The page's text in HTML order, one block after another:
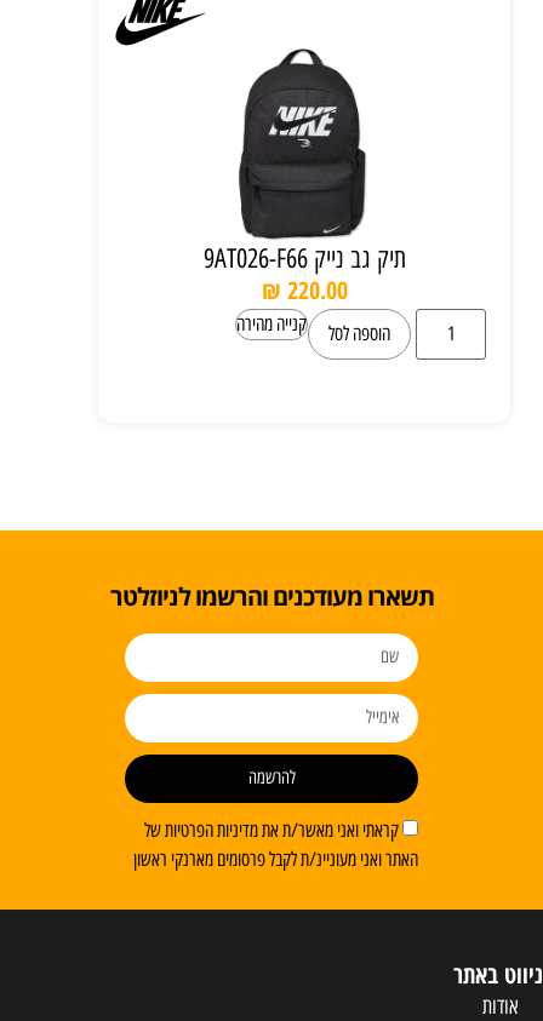
תיק גב נייק 9AT026-F66
₪ 220.00
הוספה לסל קנייה מהירה
תשארו מעודכנים והרשמו לניוזלטר
קראתי ואני מאשר/ת את מדיניות הפרטיות של
האתר ואני מעוניינ/ת לקבל פרסומים מארנקי ראשון
להרשמה
ניווט באתר
אודות